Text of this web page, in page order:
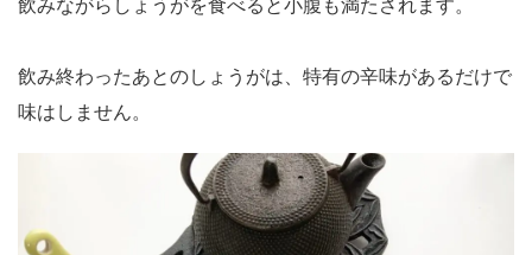
飲み終わったあとのしょうがは、特有の辛味があるだけで
味はしません。